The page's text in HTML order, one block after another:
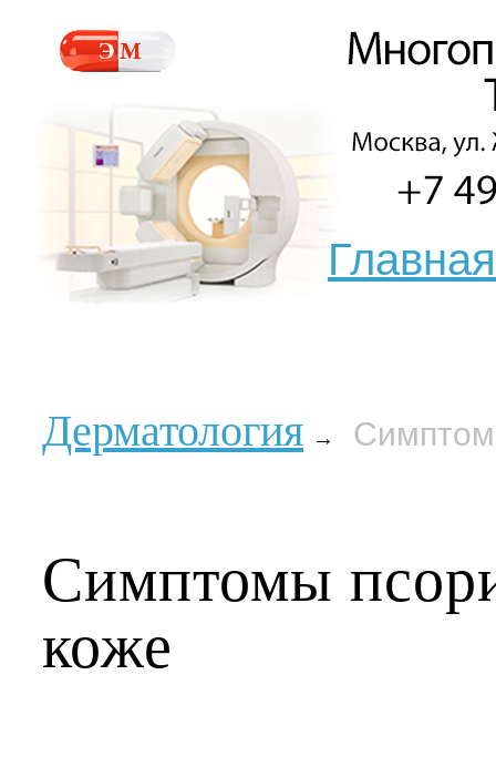
Главная
Дерматология →
Симптомы
коже